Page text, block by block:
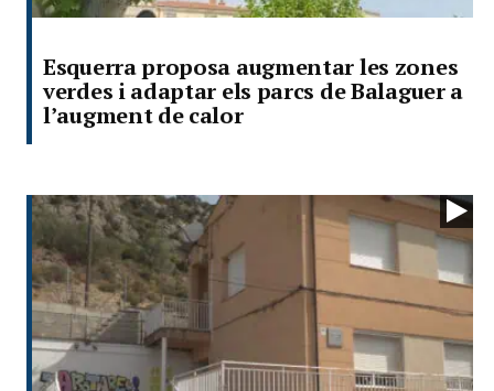
Esquerra proposa augmentar les zones
verdes i adaptar els parcs de Balaguer a
l’augment de calor